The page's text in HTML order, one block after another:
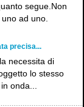
segue.Non
ad uno.
precisa...
necessita di
lo stesso
onda...